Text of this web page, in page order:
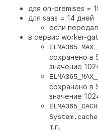
для on-premises =
для saas = 14 дней
если
в сервис worker-
сохранено в
значение
сохранено в
значение
System.cache
т.п.